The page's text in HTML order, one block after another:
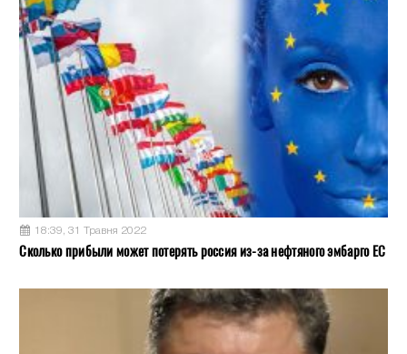
18:39, 31 Травня 2022
Сколько прибыли может потерять россия из-за нефтяного эмбарго ЕС